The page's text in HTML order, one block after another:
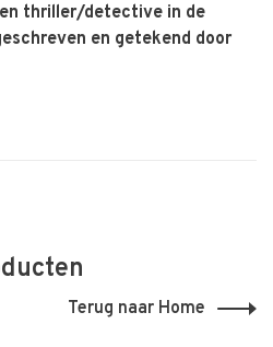
thriller/detective in de
en getekend door
Terug naar Home